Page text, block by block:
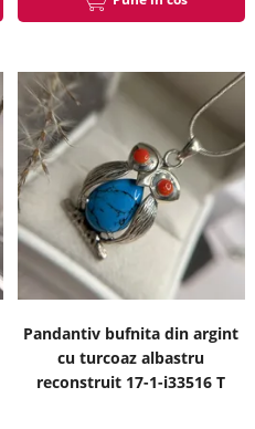
Pandantiv bufnita din argint
cu turcoaz albastru
reconstruit 17-1-i33516 T